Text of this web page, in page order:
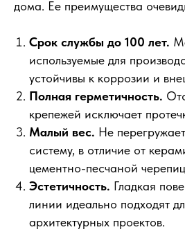
дома. Ее преимущества
Срок службы до 100 лет.
используемые для
устойчивы к коррозии и
Полная герметичность.
крепежей исключает
Малый вес. Не
систему, в отличие от
цементно-песчаной
Эстетичность. Гладкая
линии идеально подходят
архитектурных проектов.